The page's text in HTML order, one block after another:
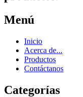
Menú
Inicio
Acerca de...
Productos
Contáctanos
Categorías